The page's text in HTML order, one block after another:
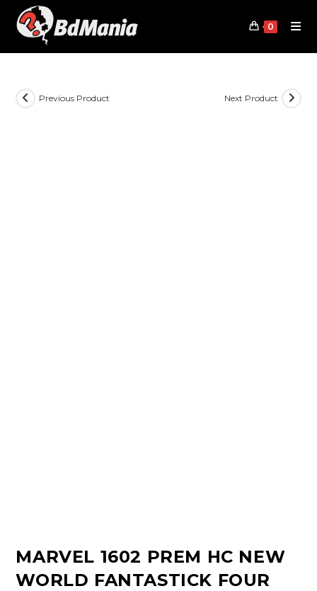
content
0
Previous Product Next Product
MARVEL 1602 PREM HC NEW
WORLD FANTASTICK FOUR